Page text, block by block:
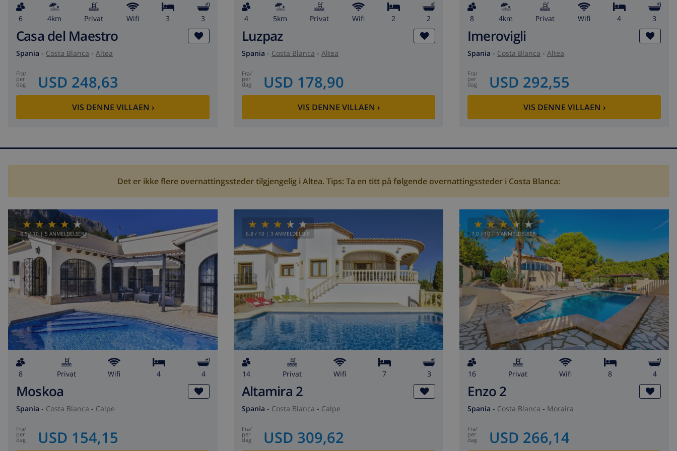
6 4km privat wifi 3 3
Casa del Maestro
Spania - Costa Blanca - Altea
fra/
per
dag USD 248,63
VIS DENNE VILLAEN ›
4 5km privat wifi 2 2
Luzpaz
Spania - Costa Blanca - Altea
fra/
per
dag USD 178,90
VIS DENNE VILLAEN ›
8 4km privat wifi 4 3
Imerovigli
Spania - Costa Blanca - Altea
fra/
per
dag USD 292,55
VIS DENNE VILLAEN ›
Det er ikke flere overnattingssteder tilgjengelig i Altea. Tips: Ta en titt på følgende overnattingssteder i Costa Blanca:
8.5/ 10 | 5 ANMELDELSER
8 privat wifi 4 4
Moskoa
Spania - Costa Blanca - Calpe
fra/
per
dag USD 154,15
6.8 / 10 | 3 ANMELDELSER
14 privat wifi 7 3
Altamira 2
Spania - Costa Blanca - Calpe
fra/
per
dag USD 309,62
7.0 / 10 |5 ANMELDELSER
16 privat wifi 8 4
Enzo 2
Spania - Costa Blanca - Moraira
fra/
per
dag USD 266,14